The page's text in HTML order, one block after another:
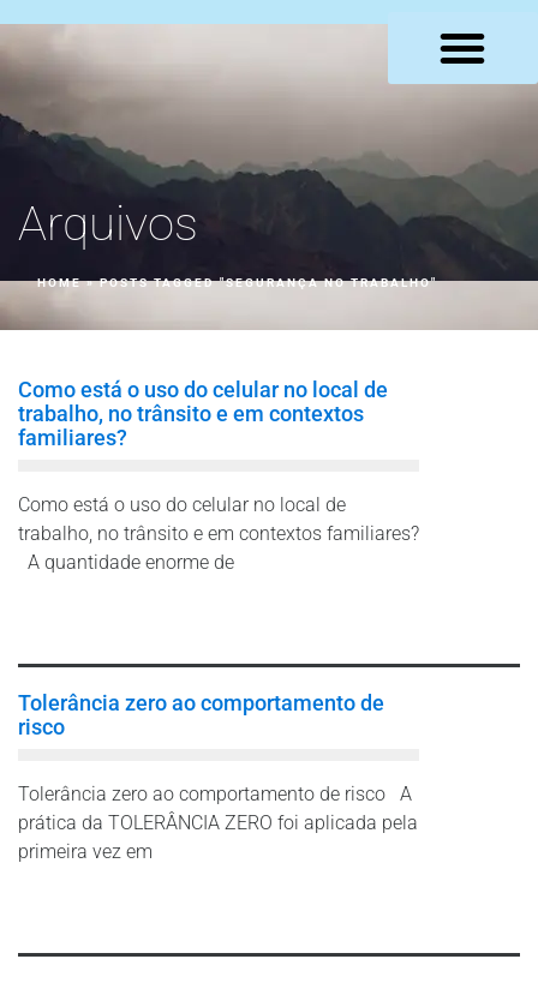
Arquivos
HOME»POSTS TAGGED "SEGURANÇA NO TRABALHO"
Como está o uso do celular no local de
trabalho, no trânsito e em contextos
familiares?
Como está o uso do celular no local de
trabalho, no trânsito e em contextos familiares?
A quantidade enorme de
Tolerância zero ao comportamento de
risco
Tolerância zero ao comportamento de risco A
prática da TOLERÂNCIA ZERO foi aplicada pela
primeira vez em